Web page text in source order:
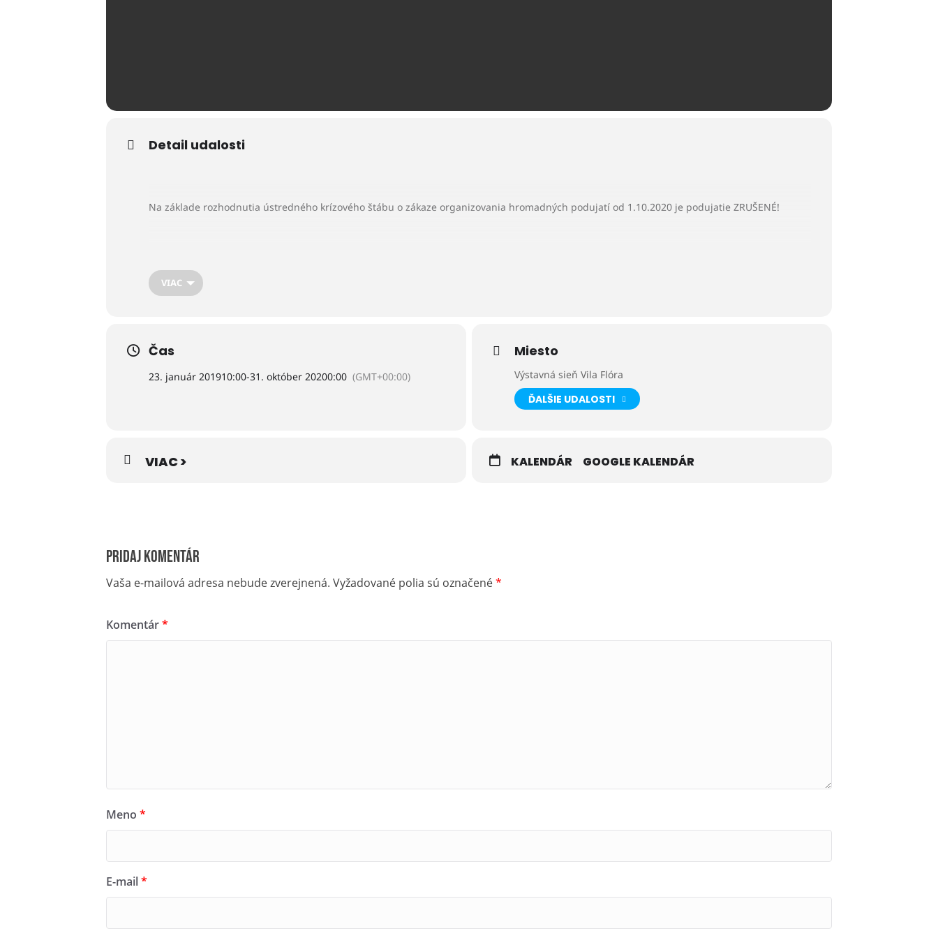
Detail udalosti
Na základe rozhodnutia ústredného krízového štábu o zákaze organizovania hromadných podujatí od 1.10.2020 je podujatie ZRUŠENÉ!
Stála expozícia vo Vile Flóra v Starom Smokovci.
VIAC
Čas
23. január 201910:00-31. október 20200:00 (GMT+00:00)
Miesto
Výstavná sieň Vila Flóra
ĎALŠIE UDALOSTI
VIAC > KALENDÁR GOOGLE KALENDÁR
Pridaj komentár
Vaša e-mailová adresa nebude zverejnená. Vyžadované polia sú označené*
Komentár*
Meno *
E-mail*